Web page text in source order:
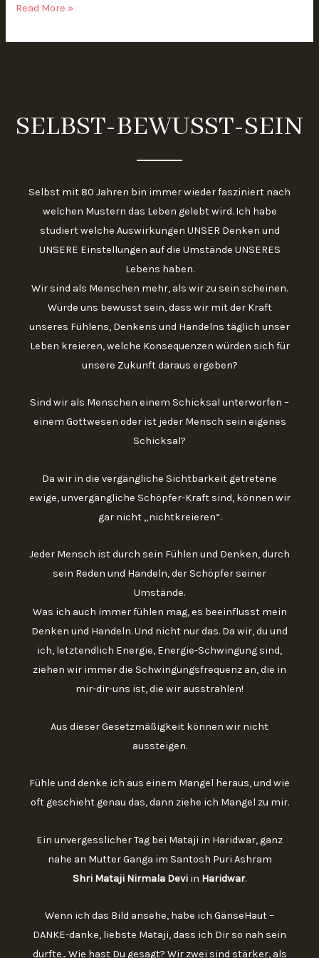
Read More »
SELBST-BEWUSST-SEIN
Selbst mit 80 Jahren bin immer wieder fasziniert nach
welchen Mustern das Leben gelebt wird. Ich habe
studiert welche Auswirkungen UNSER Denken und
UNSERE Einstellungen auf die Umstände UNSERES
Lebens haben.
Wir sind als Menschen mehr, als wir zu sein scheinen.
Würde uns bewusst sein, dass wir mit der Kraft
unseres Fühlens, Denkens und Handelns täglich unser
Leben kreieren, welche Konsequenzen würden sich für
unsere Zukunft daraus ergeben?
Sind wir als Menschen einem Schicksal unterworfen –
einem Gottwesen oder ist jeder Mensch sein eigenes
Schicksal?
Da wir in die vergängliche Sichtbarkeit getretene
ewige, unvergängliche Schöpfer-Kraft sind, können wir
gar nicht „nichtkreieren“.
Jeder Mensch ist durch sein Fühlen und Denken, durch
sein Reden und Handeln, der Schöpfer seiner
Umstände.
Was ich auch immer fühlen mag, es beeinflusst mein
Denken und Handeln. Und nicht nur das. Da wir, du und
ich, letztendlich Energie, Energie-Schwingung sind,
ziehen wir immer die Schwingungsfrequenz an, die in
mir-dir-uns ist, die wir ausstrahlen!
Aus dieser Gesetzmäßigkeit können wir nicht
aussteigen.
Fühle und denke ich aus einem Mangel heraus, und wie
oft geschieht genau das, dann ziehe ich Mangel zu mir.
Ein unvergesslicher Tag bei Mataji in Haridwar, ganz
nahe an Mutter Ganga im Santosh Puri Ashram
Shri Mataji Nirmala Devi in Haridwar.
Wenn ich das Bild ansehe, habe ich GänseHaut –
DANKE-danke, liebste Mataji, dass ich Dir so nah sein
durfte... Wie hast Du gesagt? Wir zwei sind stärker, als